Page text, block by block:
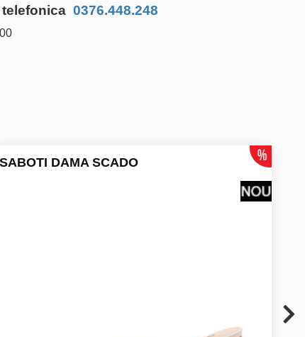
0376.448.248
SABOTI DAMA SCADO